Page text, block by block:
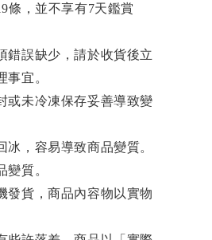
條，並不享有7天鑑賞
錯誤缺少，請於收貨後立
宜。
或未冷凍保存妥善導致變
冰，容易導致商品變質。
變質。
發貨，商品內容物以實物